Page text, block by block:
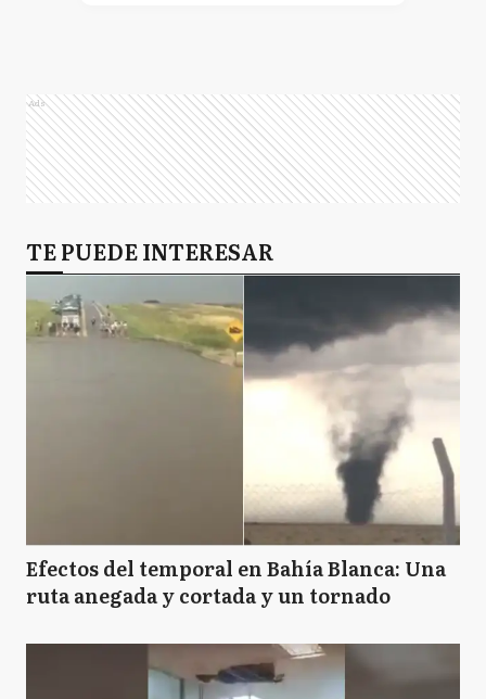
Ads
TE PUEDE INTERESAR
Efectos del temporal en Bahía Blanca: Una
ruta anegada y cortada y un tornado